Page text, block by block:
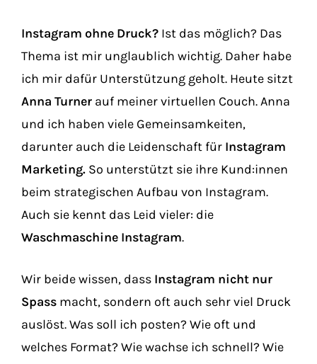
Instagram ohne Druck? Ist das möglich? Das
Thema ist mir unglaublich wichtig. Daher habe
ich mir dafür Unterstützung geholt. Heute sitzt
Anna Turner auf meiner virtuellen Couch. Anna
und ich haben viele Gemeinsamkeiten,
darunter auch die Leidenschaft für Instagram
Marketing. So unterstützt sie ihre Kund:innen
beim strategischen Aufbau von Instagram.
Auch sie kennt das Leid vieler: die
Waschmaschine Instagram.
Wir beide wissen, dass Instagram nicht nur
Spass macht, sondern oft auch sehr viel Druck
auslöst. Was soll ich posten? Wie oft und
welches Format? Wie wachse ich schnell? Wie